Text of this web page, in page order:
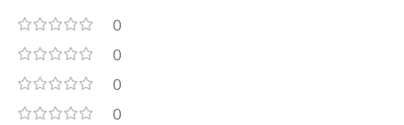
0
0
0
0